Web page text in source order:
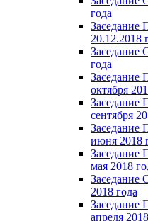
года
20.12.2018
года
октября
сентября
июня 2018
мая 2018
Заседание
2018 года
апреля